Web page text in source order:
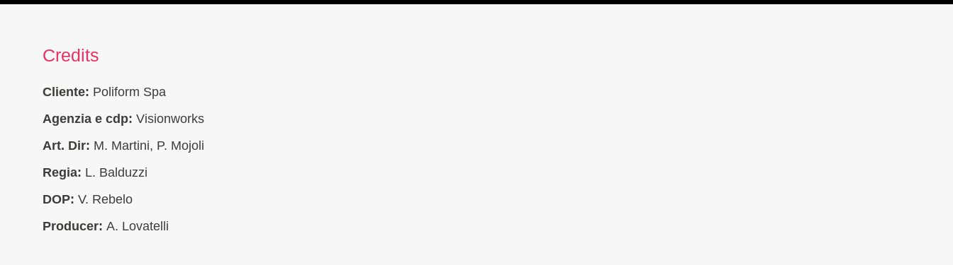
Credits
Cliente: Poliform Spa
Agenzia e cdp: Visionworks
Art. Dir: M. Martini, P. Mojoli
Regia: L. Balduzzi
DOP: V. Rebelo
Producer: A. Lovatelli